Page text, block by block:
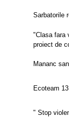
Sarbatorile
"Clasa fara
proiect de
Mananc
Ecoteam 13
" Stop